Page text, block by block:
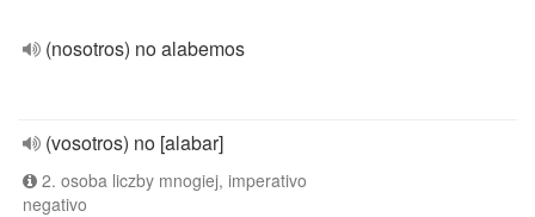
(nosotros) no alabemos
(vosotros) no [alabar]
2. osoba liczby mnogiej, imperativo
negativo